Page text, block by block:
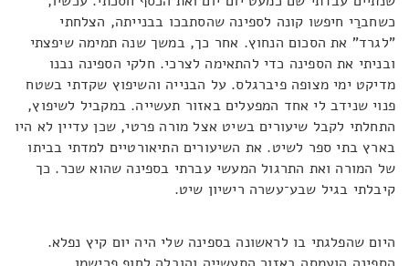
כשחברַי חיפשו קונה לספינה שהסתבכו בבנייתה, הצלחתי
"לגרד" את הסכום הנחוץ. אחר כך, במשך שנה תמימה שיפצתי
ובניתי את הספינה כדי להתאימה לצרכי. חלקי הספינה נבנו
מדיקט ימי מצופה פיברגלס. על הבנייה והשיפוץ שקדתי בשטח
פנוי שנידב לי אחד המפעלים באזור תעשייה. במקביל לשיפוץ,
התחלתי לקבל שיעורים בשיט אצל מורה פרטי, שכן עדיין לא היו
בארץ בתי ספר לשיט. את השיעורים התיאורטיים למדתי בביתו
של המורה ואת התרגול המעשי עברתי בספינה שהוא שכר. כך
קיבלתי בגיל שבע־עשרה רישיון שיט.
היום שהפלגתי בו לראשונה בספינה שלי היה יום קיץ נפלא.